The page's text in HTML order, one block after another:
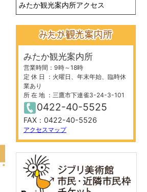
みたか観光案内所アクセス
みたか観光案内所
営業時間：9時～18時
定 休 日 ：火曜日、年末年始、臨時休
業あり
所 在 地 ：三鷹市下連雀3-24-3-101
0422-40-5525
FAX：0422-40-5526
アクセスマップ